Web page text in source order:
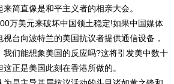
简直像是和平主义者的相亲大会。
万美元来破坏中国领土稳定!如果中国媒体
台向波特兰的美国抗议者提供通信设备，
我们能想象美国的反应吗?这将引发美中数十
正是美国此刻在香港所做的。